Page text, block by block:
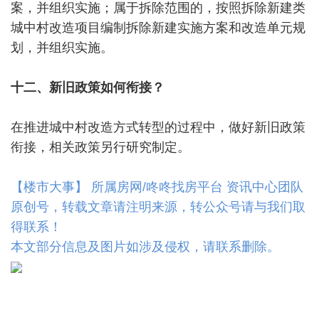
案，并组织实施；属于拆除范围的，按照拆除新建类
城中村改造项目编制拆除新建实施方案和改造单元规
划，并组织实施。
十二、新旧政策如何衔接？
在推进城中村改造方式转型的过程中，做好新旧政策
衔接，相关政策另行研究制定。
【楼市大事】 所属房网/咚咚找房平台 资讯中心团队
原创号，转载文章请注明来源，转公众号请与我们取
得联系！
本文部分信息及图片如涉及侵权，请联系删除。